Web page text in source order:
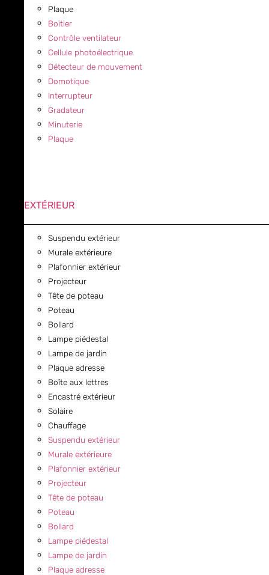
Plaque
Boitier
Contrôle ventilateur
Cellule photoélectrique
Détecteur de mouvement
Domotique
Interrupteur
Gradateur
Minuterie
Plaque
EXTÉRIEUR
Suspendu extérieur
Murale extérieure
Plafonnier extérieur
Projecteur
Tête de poteau
Poteau
Bollard
Lampe piédestal
Lampe de jardin
Plaque adresse
Boîte aux lettres
Encastré extérieur
Solaire
Chauffage
Suspendu extérieur
Murale extérieure
Plafonnier extérieur
Projecteur
Tête de poteau
Poteau
Bollard
Lampe piédestal
Lampe de jardin
Plaque adresse